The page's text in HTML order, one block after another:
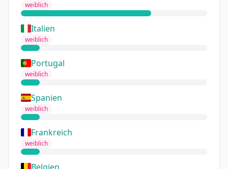
weiblich
Italien
weiblich
Portugal
weiblich
Spanien
weiblich
Frankreich
weiblich